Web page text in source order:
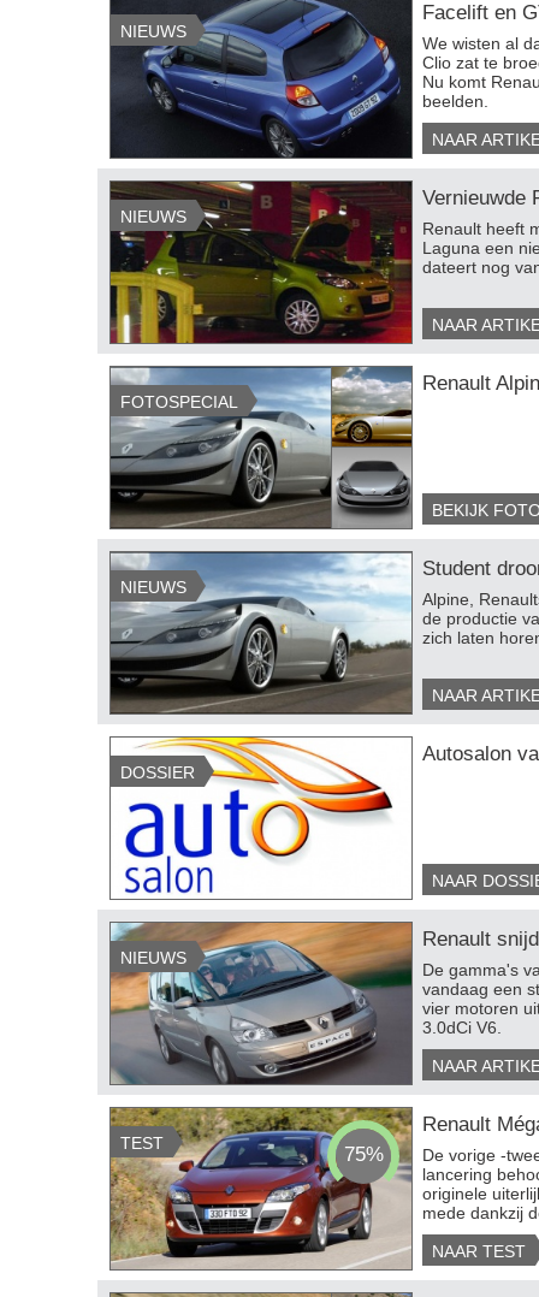
Facelift en
We wisten al
Clio zat te
Nu komt
beelden.
NAAR
NIEUWS
Vernieuwde
Renault heeft
Laguna een
dateert nog
NAAR
NIEUWS
Renault
BEKIJK
FOTOSPECIAL
Student
Alpine,
de productie
zich laten
NAAR
NIEUWS
Autosalon
NAAR
DOSSIER
Renault
De gamma's
vandaag een
vier motoren
3.0dCi V6.
NAAR
NIEUWS
Renault
De vorige -
lancering
originele
mede dankzij
NAAR TEST
TEST 75%